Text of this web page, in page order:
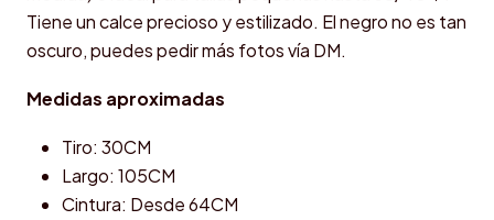
Tiene un calce precioso y estilizado. El negro no es tan
oscuro, puedes pedir más fotos vía DM.
Medidas aproximadas
Tiro: 30CM
Largo: 105CM
Cintura: Desde 64CM